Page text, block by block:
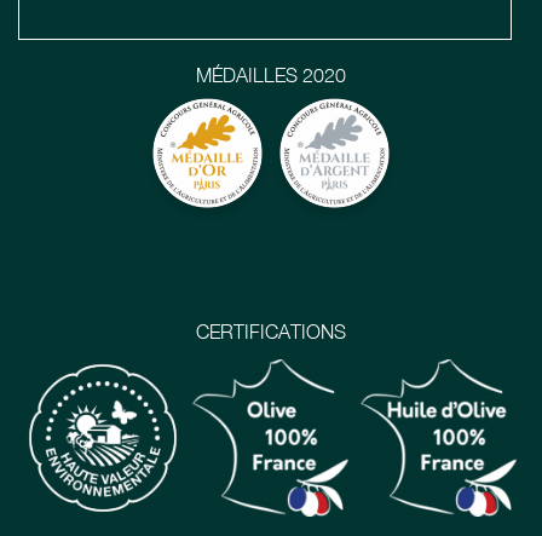
CERTIFICATIONS
MÉDAILLES 2020